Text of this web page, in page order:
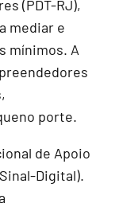
(PDT-RJ),
mediar e
mínimos. A
porte.
de Apoio
Digital).